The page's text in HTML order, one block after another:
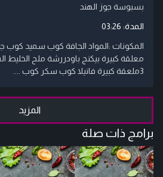
بسبوسة جوز الهند
المدة: 03:26
المكونات :المواد الجافة كوب سميد
معلقة كبيرة بيكنج باودررشة ملح الخليط
3ملعقة كبيرة فانيلا كوب سكر كوب ....
المزيد
برامج ذات صلة